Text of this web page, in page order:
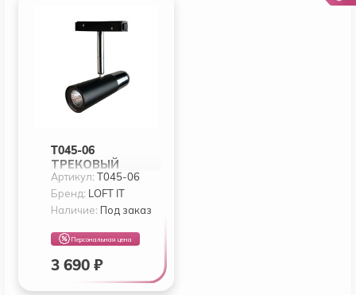
T045-06
ТРЕКОВЫЙ
СВЕТИЛЬНИК
LOFT IT TECH
Артикул:T045-06
Бренд: LOFT IT
Наличие: Под заказ
Персональная цена
3 690 ₽